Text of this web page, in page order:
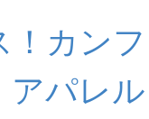
！カンフ
アパレル